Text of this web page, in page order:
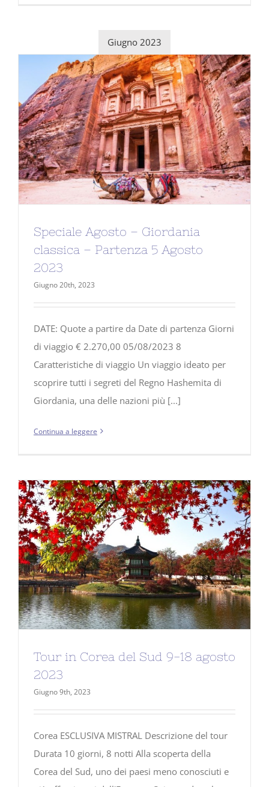
Giugno 2023
Speciale Agosto – Giordania
classica – Partenza 5 Agosto
2023
Giugno 20th, 2023
DATE: Quote a partire da Date di partenza Giorni
di viaggio € 2.270,00 05/08/2023 8
Caratteristiche di viaggio Un viaggio ideato per
scoprire tutti i segreti del Regno Hashemita di
Giordania, una delle nazioni più [...]
Continua a leggere
Tour in Corea del Sud 9-18 agosto
2023
Giugno 9th, 2023
Corea ESCLUSIVA MISTRAL Descrizione del tour
Durata 10 giorni, 8 notti Alla scoperta della
Corea del Sud, uno dei paesi meno conosciuti e